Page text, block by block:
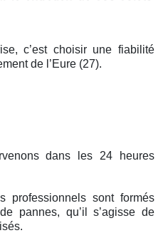
c’est choisir une fiabilité
de l’Eure (27).
dans les 24 heures
professionnels sont formés
pannes, qu’il s’agisse de